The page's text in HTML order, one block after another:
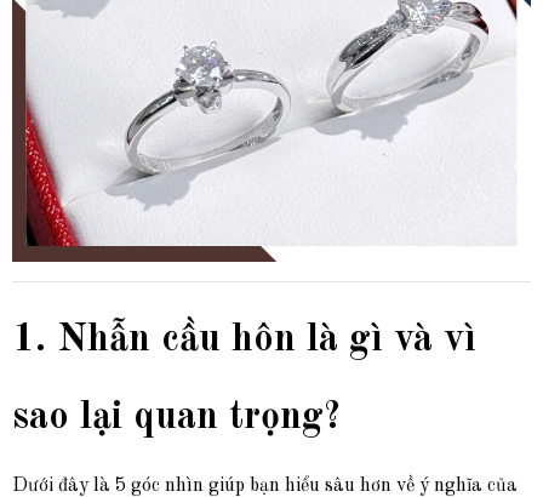
1. Nhẫn cầu hôn là gì và vì
sao lại quan trọng?
Dưới đây là 5 góc nhìn giúp bạn hiểu sâu hơn về ý nghĩa của